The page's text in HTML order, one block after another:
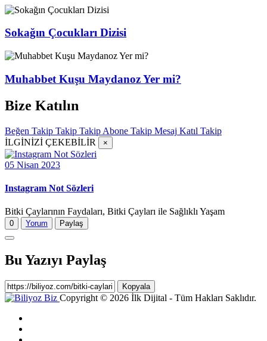
Sokağın Çocukları Dizisi
Muhabbet Kuşu Maydanoz Yer mi?
Bize Katılın
Beğen Takip Takip Takip Abone Takip Mesaj Katıl Takip
İLGİNİZİ ÇEKEBİLİR
×
05 Nisan 2023
Instagram Not Sözleri
Bitki Çaylarının Faydaları, Bitki Çayları ile Sağlıklı Yaşam
0 Yorum Paylaş
Bu Yazıyı Paylaş
Kopyala
Copyright © 2026 İlk Dijital - Tüm Hakları Saklıdır.